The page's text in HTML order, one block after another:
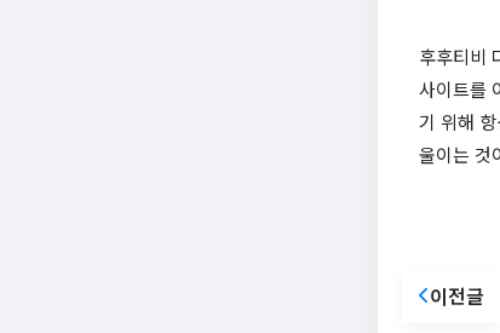
후후티비
사이트를
기 위해
울이는 것
이전글